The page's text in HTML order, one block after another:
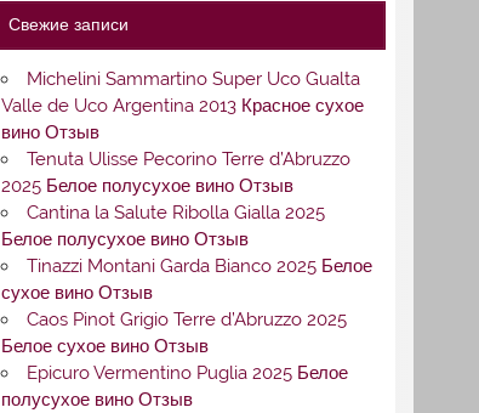
Свежие записи
Michelini Sammartino Super Uco Gualta
Valle de Uco Argentina 2013 Красное сухое
вино Отзыв
Tenuta Ulisse Pecorino Terre d’Abruzzo
2025 Белое полусухое вино Отзыв
Cantina la Salute Ribolla Gialla 2025
Белое полусухое вино Отзыв
Tinazzi Montani Garda Bianco 2025 Белое
сухое вино Отзыв
Caos Pinot Grigio Terre d’Abruzzo 2025
Белое сухое вино Отзыв
Epicuro Vermentino Puglia 2025 Белое
полусухое вино Отзыв